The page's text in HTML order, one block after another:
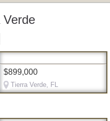
Verde
$899,000
Tierra Verde, FL